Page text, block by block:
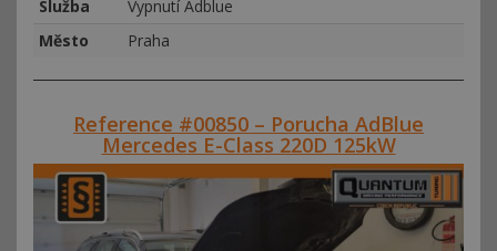
Služba
Vypnutí Adblue
Město
Praha
Reference #00850 – Porucha AdBlue
Mercedes E-Class 220D 125kW